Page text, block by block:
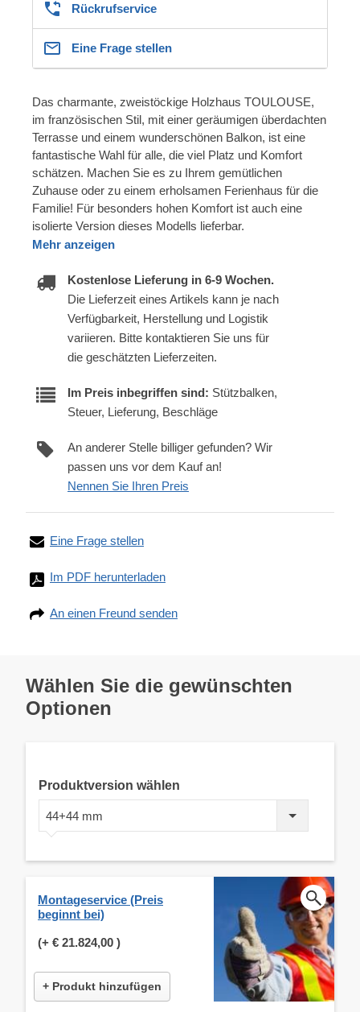
Rückrufservice
Eine Frage stellen
Das charmante, zweistöckige Holzhaus TOULOUSE,
im französischen Stil, mit einer geräumigen überdachten
Terrasse und einem wunderschönen Balkon, ist eine
fantastische Wahl für alle, die viel Platz und Komfort
schätzen. Machen Sie es zu Ihrem gemütlichen
Zuhause oder zu einem erholsamen Ferienhaus für die
Familie! Für besonders hohen Komfort ist auch eine
isolierte Version dieses Modells lieferbar.
Mehr anzeigen
Kostenlose Lieferung in 6-9 Wochen.
Die Lieferzeit eines Artikels kann je nach
Verfügbarkeit, Herstellung und Logistik
variieren. Bitte kontaktieren Sie uns für
die geschätzten Lieferzeiten.
Im Preis inbegriffen sind: Stützbalken,
Steuer, Lieferung, Beschläge
An anderer Stelle billiger gefunden? Wir
passen uns vor dem Kauf an!
Nennen Sie Ihren Preis
Eine Frage stellen
Im PDF herunterladen
An einen Freund senden
Wählen Sie die gewünschten
Optionen
Produktversion wählen
44+44 mm
Montageservice (Preis
beginnt bei)
(+ € 21.824,00 )
+ Produkt hinzufügen